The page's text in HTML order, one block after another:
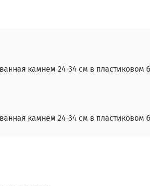
камнем 24-34 см в пластиковом
камнем 24-34 см в пластиковом